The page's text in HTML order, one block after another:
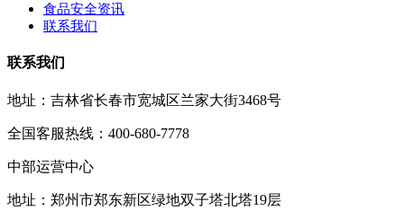
食品安全资讯
联系我们
联系我们
地址：吉林省长春市宽城区兰家大街3468号
全国客服热线：400-680-7778
中部运营中心
地址：郑州市郑东新区绿地双子塔北塔19层